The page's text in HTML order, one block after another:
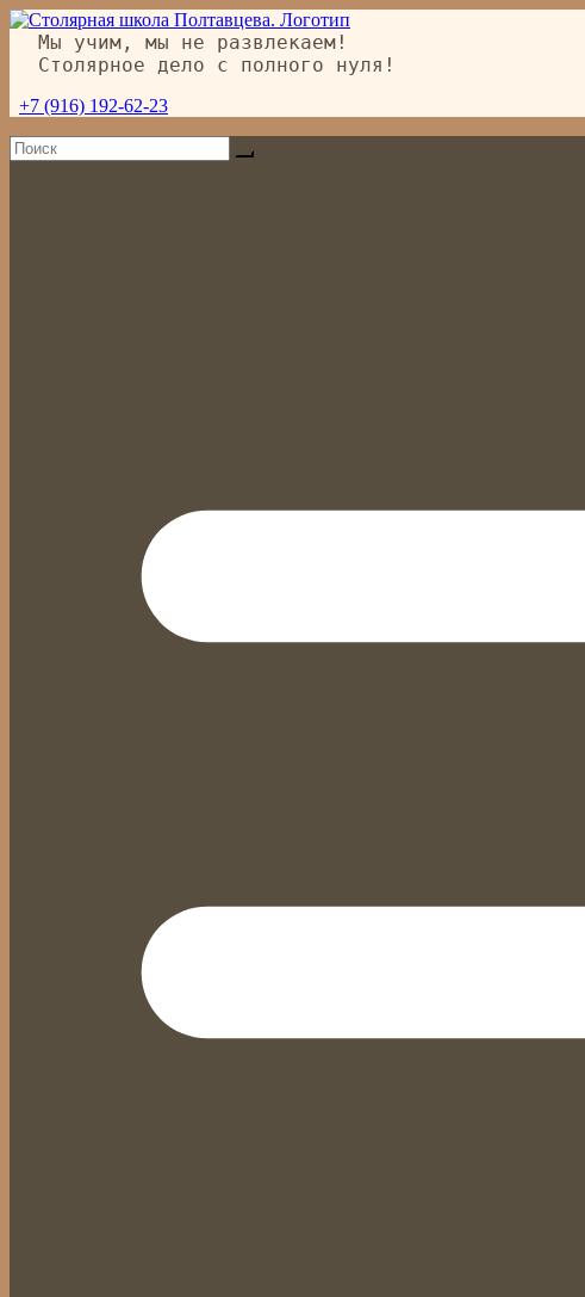
Перейти
содержимому
Мы учим, мы не развлекаем!
Столярное дело с полного нуля!
+7 (916) 192-62-23